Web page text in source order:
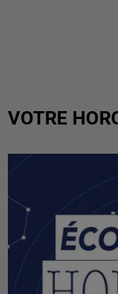
VOTRE